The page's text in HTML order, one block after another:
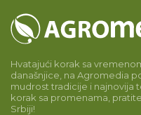
Hvatajući korak sa
današnjice, na Agromedia
mudrost tradicije i najnovija
korak sa promenama,
Srbiji!